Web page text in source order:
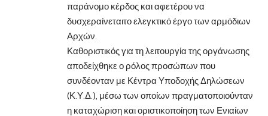
παράνομο κέρδος και αφετέρου να
δυσχεραίνεταιτο ελεγκτικό έργο των αρμόδιων
Αρχών.
Καθοριστικός για τη λειτουργία της οργάνωσης
αποδείχθηκε ο ρόλος προσώπων που
συνδέονταν με Κέντρα Υποδοχής Δηλώσεων
(Κ.Υ.Δ.), μέσω των οποίων πραγματοποιούνταν
η καταχώριση και οριστικοποίηση των Ενιαίων